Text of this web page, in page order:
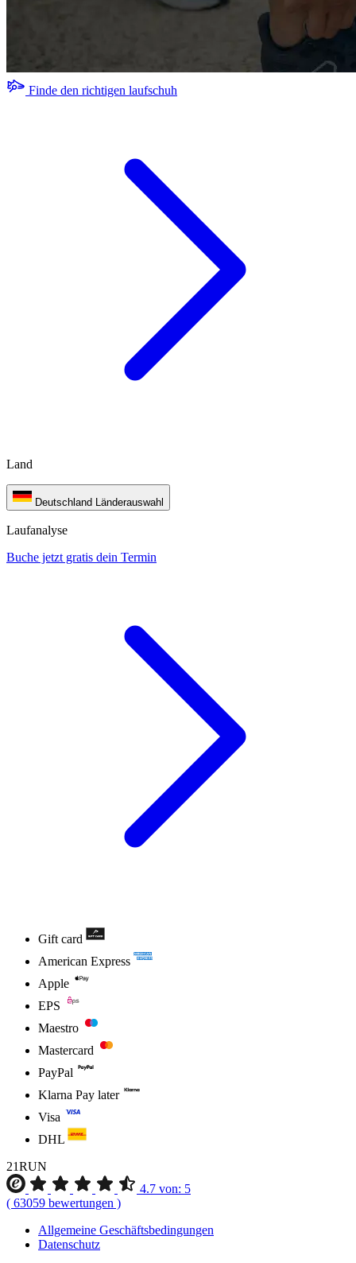
Finde den richtigen laufschuh
Land
Deutschland Länderauswahl
Laufanalyse
Buche jetzt gratis dein Termin
Gift card
American Express
Apple
EPS
Maestro
Mastercard
PayPal
Klarna Pay later
Visa
DHL
21RUN
4.7 von: 5
( 63059 bewertungen )
Allgemeine Geschäftsbedingungen
Datenschutz